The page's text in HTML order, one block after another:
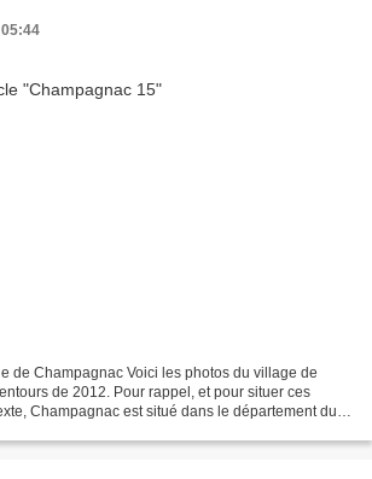
de Champagnac Voici les photos du village de
de 2012. Pour rappel, et pour situer ces
Champagnac est situé dans le département du